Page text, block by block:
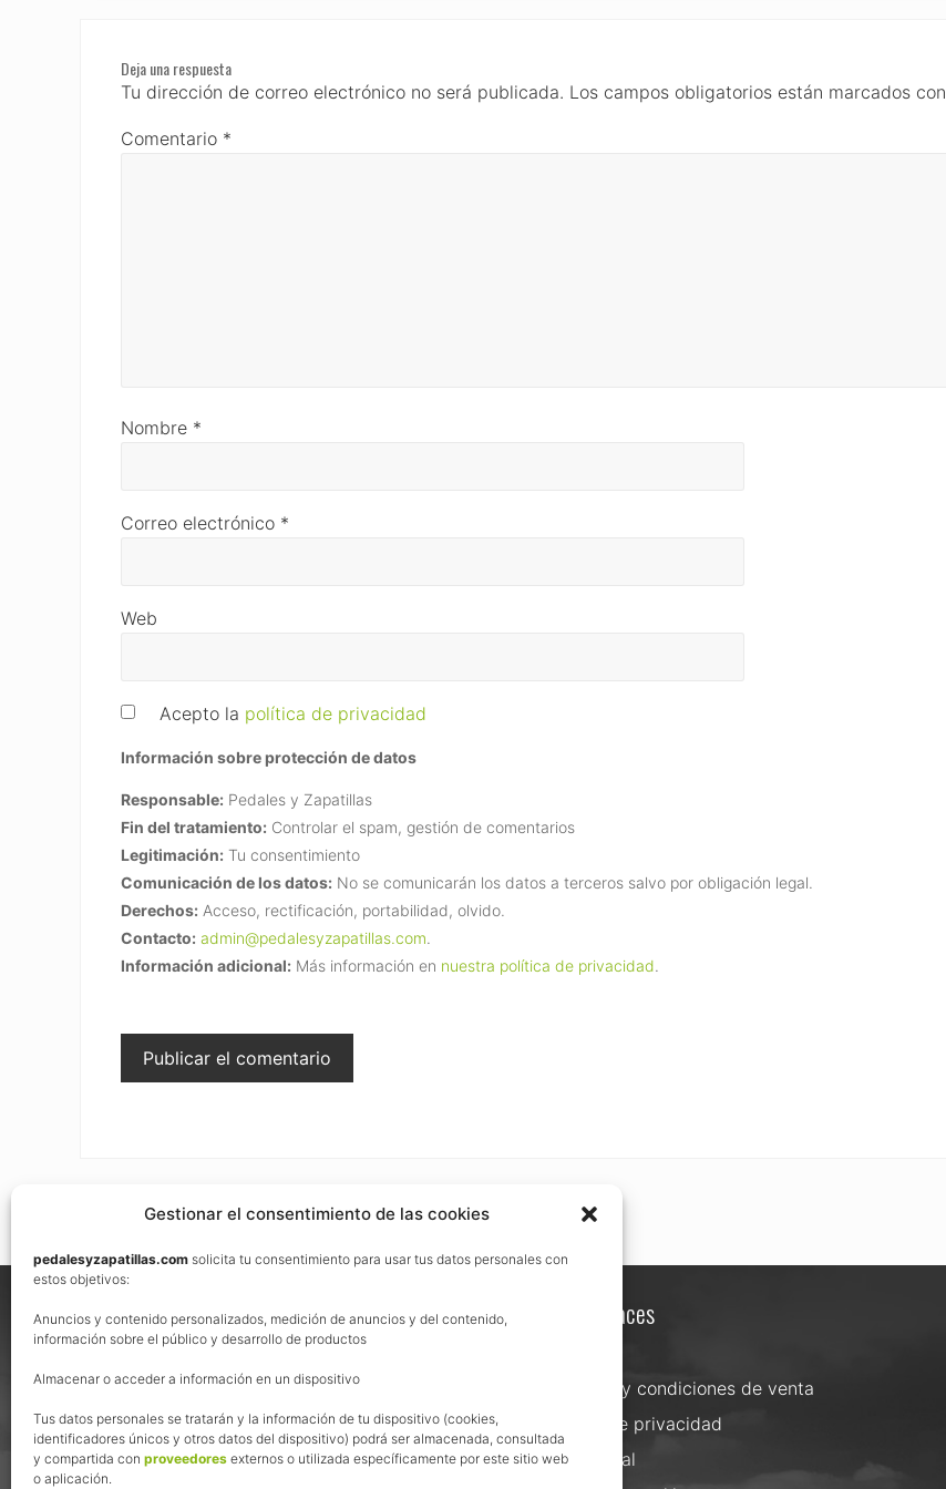
Gestionar el consentimiento de las cookies
pedalesyzapatillas.com solicita tu consentimiento para usar tus datos personales con
estos objetivos:
Anuncios y contenido personalizados, medición de anuncios y del contenido,
información sobre el público y desarrollo de productos
Almacenar o acceder a información en un dispositivo
Tus datos personales se tratarán y la información de tu dispositivo (cookies,
identificadores únicos y otros datos del dispositivo) podrá ser almacenada, consultada
y compartida con proveedores externos o utilizada específicamente por este sitio web
o aplicación.
Interactions
Deja una respuesta
Tu dirección de correo electrónico no será publicada. Los campos obligatorios están marcados con
Comentario *
Nombre *
Correo electrónico *
Web
Acepto la política de privacidad
Información sobre protección de datos
Responsable: Pedales y Zapatillas
Fin del tratamiento: Controlar el spam, gestión de comentarios
Legitimación: Tu consentimiento
Comunicación de los datos: No se comunicarán los datos a terceros salvo por obligación legal.
Derechos: Acceso, rectificación, portabilidad, olvido.
Contacto: admin@pedalesyzapatillas.com.
Información adicional: Más información en nuestra política de privacidad.
Footer
Nos vemos en las redes Otros enlaces
Términos y condiciones de venta
Política de privacidad
Aviso Legal